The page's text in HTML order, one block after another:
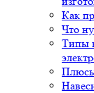
Как
Что
Типы
Плюсы